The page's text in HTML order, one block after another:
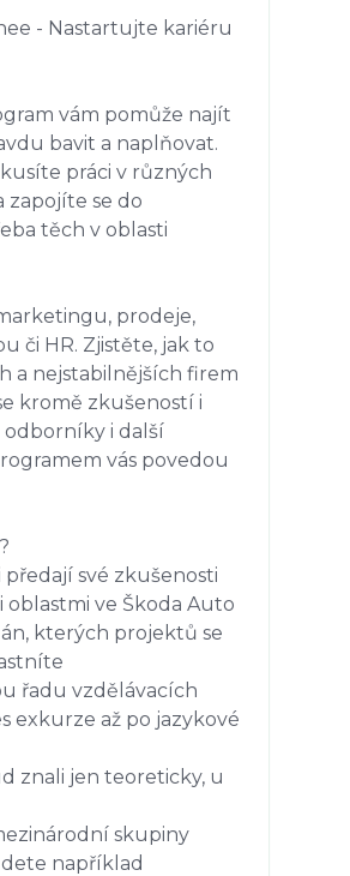
- Nastartujte kariéru
vám pomůže najít
bavit a naplňovat.
práci v různých
zapojíte se do
těch v oblasti
prodeje,
či HR. Zjistěte, jak to
a nejstabilnějších firem
kromě zkušeností i
i další
vás povedou
předají své zkušenosti
ve Škoda Auto
kterých projektů se
řadu vzdělávacích
exkurze až po jazykové
znali jen teoreticky, u
skupiny
například